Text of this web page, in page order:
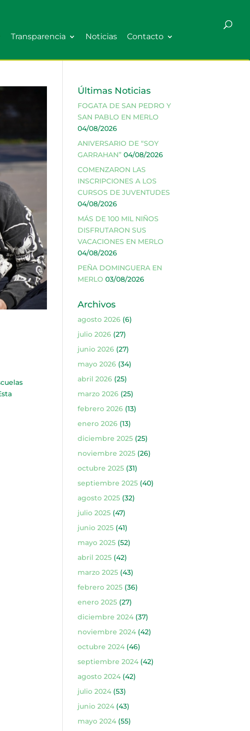
Transparencia Noticias Contacto
Últimas Noticias
FOGATA DE SAN PEDRO Y
SAN PABLO EN MERLO
04/08/2026
ANIVERSARIO DE “SOY
GARRAHAN” 04/08/2026
COMENZARON LAS
INSCRIPCIONES A LOS
CURSOS DE JUVENTUDES
04/08/2026
MÁS DE 100 MIL NIÑOS
DISFRUTARON SUS
VACACIONES EN MERLO
04/08/2026
PEÑA DOMINGUERA EN
MERLO 03/08/2026
Archivos
agosto 2026(6)
julio 2026(27)
junio 2026(27)
mayo 2026(34)
abril 2026(25)
marzo 2026(25)
febrero 2026(13)
enero 2026(13)
diciembre 2025(25)
noviembre 2025(26)
octubre 2025(31)
septiembre 2025(40)
agosto 2025(32)
julio 2025(47)
junio 2025(41)
mayo 2025(52)
abril 2025(42)
marzo 2025(43)
febrero 2025(36)
enero 2025(27)
diciembre 2024(37)
noviembre 2024(42)
octubre 2024(46)
septiembre 2024(42)
agosto 2024(42)
julio 2024(53)
junio 2024(43)
mayo 2024(55)